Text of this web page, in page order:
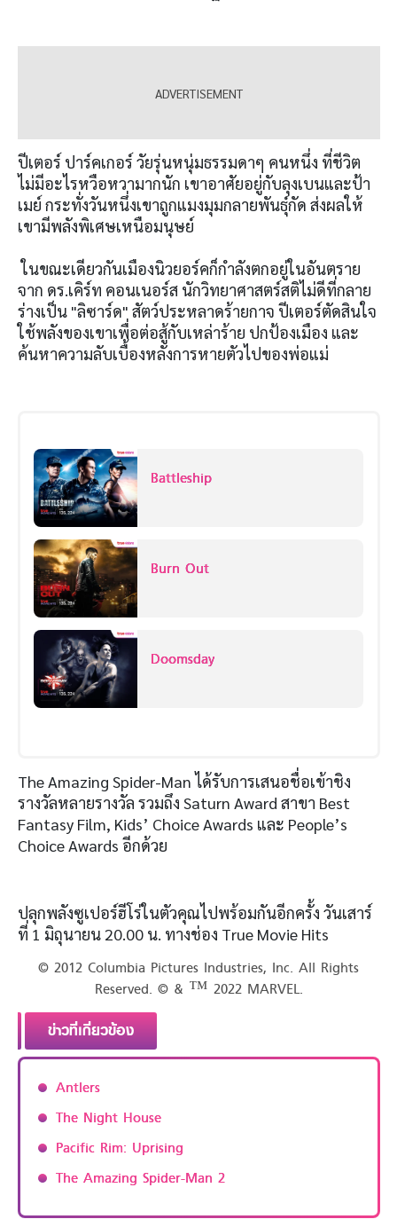
ปีเตอร์ ปาร์คเกอร์ วัยรุ่นหนุ่มธรรมดาๆ คนหนึ่ง ที่ชีวิต
ไม่มีอะไรหวือหวามากนัก เขาอาศัยอยู่กับลุงเบนและป้า
เมย์ กระทั่งวันหนึ่งเขาถูกแมงมุมกลายพันธุ์กัด ส่งผลให้
เขามีพลังพิเศษเหนือมนุษย์
ในขณะเดียวกันเมืองนิวยอร์คก็กำลังตกอยู่ในอันตราย
จาก ดร.เคิร์ท คอนเนอร์ส นักวิทยาศาสตร์สติไม่ดีที่กลาย
ร่างเป็น "ลิซาร์ด" สัตว์ประหลาดร้ายกาจ ปีเตอร์ตัดสินใจ
ใช้พลังของเขาเพื่อต่อสู้กับเหล่าร้าย ปกป้องเมือง และ
ค้นหาความลับเบื้องหลังการหายตัวไปของพ่อแม่
Battleship
Burn Out
Doomsday
The Amazing Spider-Man ได้รับการเสนอชื่อเข้าชิง
รางวัลหลายรางวัล รวมถึง Saturn Award สาขา Best
Fantasy Film, Kids’ Choice Awards และ People’s
Choice Awards อีกด้วย
ปลุกพลังซูเปอร์ฮีโร่ในตัวคุณไปพร้อมกันอีกครั้ง วันเสาร์
ที่ 1 มิถุนายน 20.00 น. ทางช่อง True Movie Hits
© 2012 Columbia Pictures Industries, Inc. All Rights
Reserved. © & ™ 2022 MARVEL.
ข่าวที่เกี่ยวข้อง
Antlers
The Night House
Pacific Rim: Uprising
The Amazing Spider-Man 2